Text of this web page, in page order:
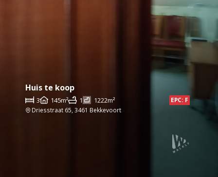
Huis te koop
3 145m² 1 1222m²
EPC: F
Driesstraat 65, 3461 Bekkevoort